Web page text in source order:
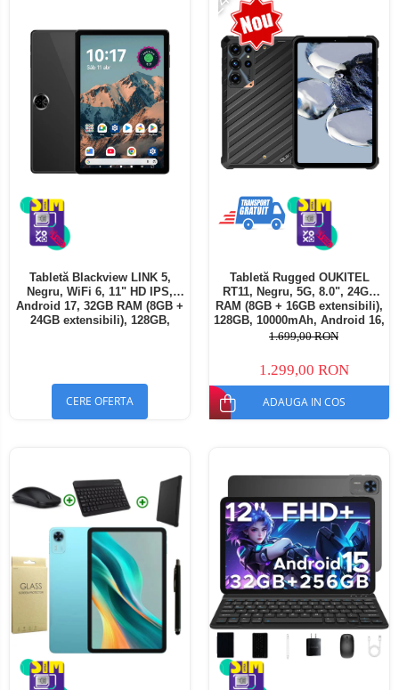
Tabletă Blackview LINK 5,
Negru, WiFi 6, 11" HD IPS,
Android 17, 32GB RAM (8GB +
24GB extensibili), 128GB,
CERE OFERTA
Tabletă Rugged OUKITEL
RT11, Negru, 5G, 8.0", 24GB
RAM (8GB + 16GB extensibili),
128GB, 10000mAh, Android 16,
Cameră 16MP AI, Dock
1.699,00 RON
1.299,00 RON
ADAUGA IN COS